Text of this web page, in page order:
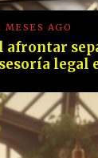
MESES AGO
afrontar
legal